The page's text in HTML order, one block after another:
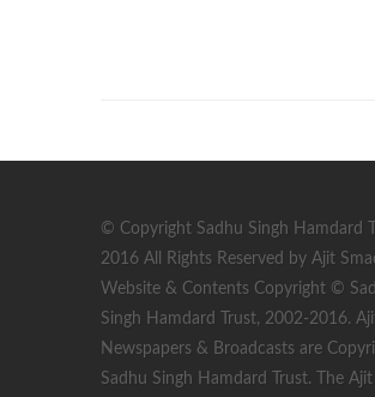
© Copyright Sadhu Singh Hamdard
2016 All Rights Reserved by Ajit
Website & Contents Copyright ©
Singh Hamdard Trust, 2002-2016.
Newspapers & Broadcasts are
Sadhu Singh Hamdard Trust. The